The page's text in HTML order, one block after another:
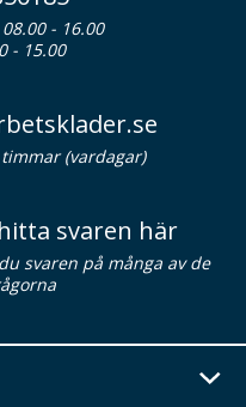
08.00 - 16.00
- 15.00
(vardagar)
svaren här
svaren på många av de